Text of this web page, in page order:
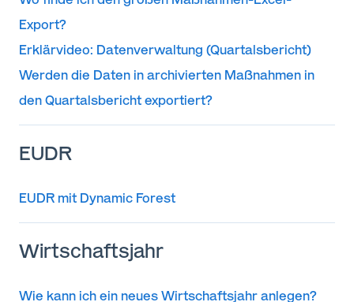
Export?
Erklärvideo: Datenverwaltung (Quartalsbericht)
Werden die Daten in archivierten Maßnahmen in
den Quartalsbericht exportiert?
EUDR
EUDR mit Dynamic Forest
Wirtschaftsjahr
Wie kann ich ein neues Wirtschaftsjahr anlegen?